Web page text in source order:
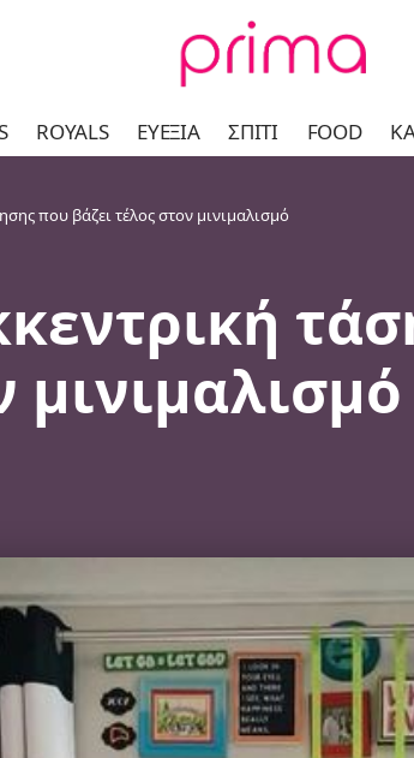
ROYALS ΕΥΕΞΊΑ ΣΠΊΤΙ FOOD
που βάζει τέλος στον μινιμαλισμό
μινιμαλισμό